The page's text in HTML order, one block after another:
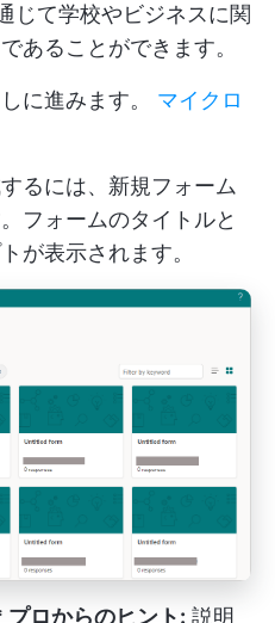
て学校やビジネスに関
あることができます。
に進みます。 マイクロ
るには、新規フォーム
フォームのタイトルと
が表示されます。
プロからのヒント: 説明